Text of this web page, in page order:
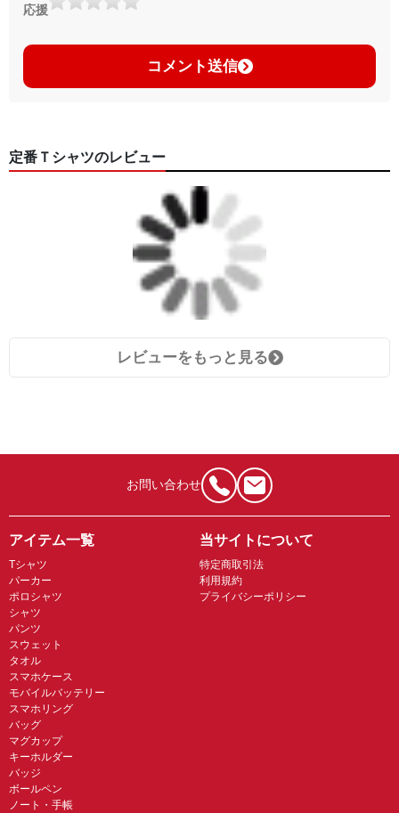
応援
コメント送信
定番Ｔシャツのレビュー
レビューをもっと見る
お問い合わせ
アイテム一覧
Tシャツ
パーカー
ポロシャツ
シャツ
パンツ
スウェット
タオル
スマホケース
モバイルバッテリー
スマホリング
バッグ
マグカップ
キーホルダー
バッジ
ボールペン
ノート・手帳
当サイトについて
特定商取引法
利用規約
プライバシーポリシー